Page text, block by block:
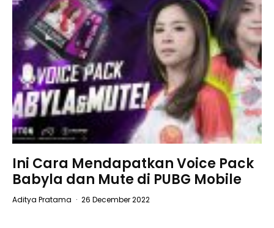
Ini Cara Mendapatkan Voice Pack
Babyla dan Mute di PUBG Mobile
Aditya Pratama · 26 December 2022